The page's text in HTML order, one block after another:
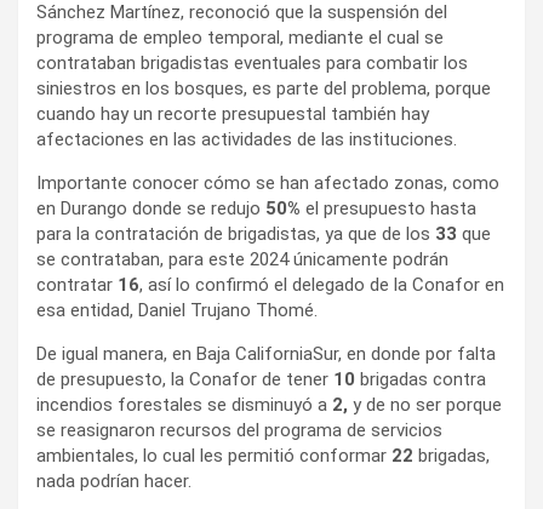
Sánchez Martínez, reconoció que la suspensión del
programa de empleo temporal, mediante el cual se
contrataban brigadistas eventuales para combatir los
siniestros en los bosques, es parte del problema, porque
cuando hay un recorte presupuestal también hay
afectaciones en las actividades de las instituciones.
Importante conocer cómo se han afectado zonas, como
en Durango donde se redujo 50% el presupuesto hasta
para la contratación de brigadistas, ya que de los 33 que
se contrataban, para este 2024 únicamente podrán
contratar 16, así lo confirmó el delegado de la Conafor en
esa entidad, Daniel Trujano Thomé.
De igual manera, en Baja CaliforniaSur, en donde por falta
de presupuesto, la Conafor de tener 10 brigadas contra
incendios forestales se disminuyó a 2, y de no ser porque
se reasignaron recursos del programa de servicios
ambientales, lo cual les permitió conformar 22 brigadas,
nada podrían hacer.